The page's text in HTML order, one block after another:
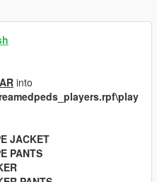
into
JACKET
PANTS